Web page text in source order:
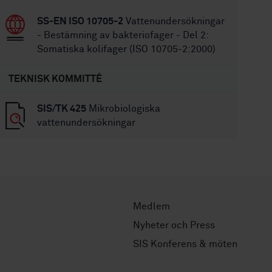
SS-EN ISO 10705-2 Vattenundersökningar
- Bestämning av bakteriofager - Del 2:
Somatiska kolifager (ISO 10705-2:2000)
TEKNISK KOMMITTÉ
SIS/TK 425 Mikrobiologiska
vattenundersökningar
Medlem
Nyheter och Press
SIS Konferens & möten